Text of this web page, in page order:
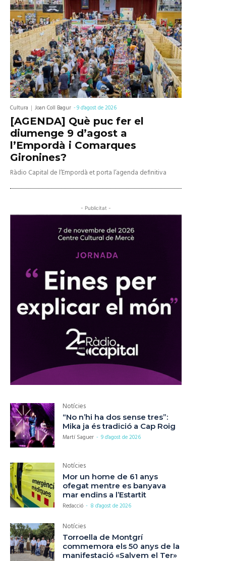
Cultura Joan Coll Bagur -9 d'agost de 2026
[AGENDA] Què puc fer el
diumenge 9 d’agost a
l’Empordà i Comarques
Gironines?
Ràdio Capital de l’Empordà et porta l’agenda definitiva
- Publicitat -
Notícies
“No n’hi ha dos sense tres”:
Mika ja és tradició a Cap Roig
Martí Saguer - 9 d'agost de 2026
Notícies
Mor un home de 61 anys
ofegat mentre es banyava
mar endins a l’Estartit
Redacció - 8 d'agost de 2026
Notícies
Torroella de Montgrí
commemora els 50 anys de la
manifestació «Salvem el Ter»